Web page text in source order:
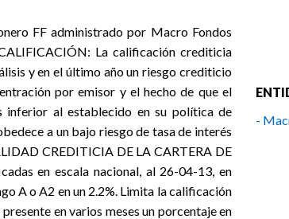
FF administrado por Macro Fondos
La calificación crediticia
y en el último año un riesgo crediticio
por emisor y el hecho de que el
inferior al establecido en su política de
a un bajo riesgo de tasa de interés
CREDITICIA DE LA CARTERA DE
en escala nacional, al 26-04-13, en
A o A2 en un 2.2%. Limita la calificación
en varios meses un porcentaje en
-